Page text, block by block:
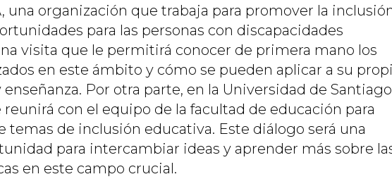
una organización que trabaja para promover la
para las personas con discapacidades
visita que le permitirá conocer de primera mano los
en este ámbito y cómo se pueden aplicar a su
Por otra parte, en la Universidad de
reunirá con el equipo de la facultad de educación para
temas de inclusión educativa. Este diálogo será una
para intercambiar ideas y aprender más sobre
en este campo crucial.